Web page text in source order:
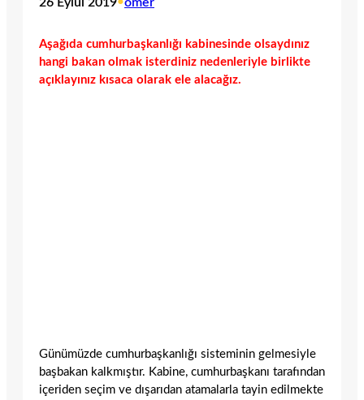
26 Eylül 2019 omer
Aşağıda cumhurbaşkanlığı kabinesinde olsaydınız
hangi bakan olmak isterdiniz nedenleriyle birlikte
açıklayınız kısaca olarak ele alacağız.
Günümüzde cumhurbaşkanlığı sisteminin gelmesiyle
başbakan kalkmıştır. Kabine, cumhurbaşkanı tarafından
içeriden seçim ve dışarıdan atamalarla tayin edilmekte